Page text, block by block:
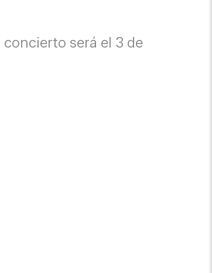
concierto será el 3 de